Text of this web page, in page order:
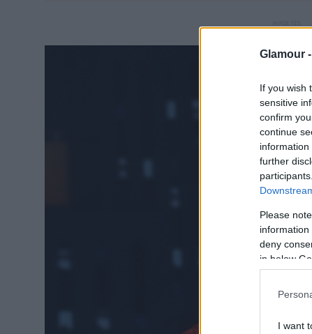
Glamour -
If you wish
sensitive
confirm
continue
further
Please
deny
in below
I want